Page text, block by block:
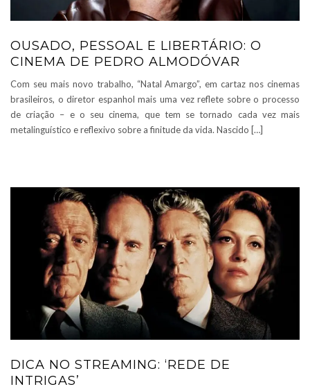
OUSADO, PESSOAL E LIBERTÁRIO: O
CINEMA DE PEDRO ALMODÓVAR
Com seu mais novo trabalho, “Natal Amargo”, em cartaz nos cinemas
brasileiros, o diretor espanhol mais uma vez reflete sobre o processo
de criação – e o seu cinema, que tem se tornado cada vez mais
metalinguístico e reflexivo sobre a finitude da vida. Nascido […]
DICA NO STREAMING: ‘REDE DE
INTRIGAS’